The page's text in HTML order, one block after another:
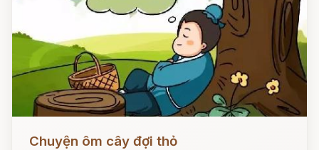
Chuyện ôm cây đợi thỏ